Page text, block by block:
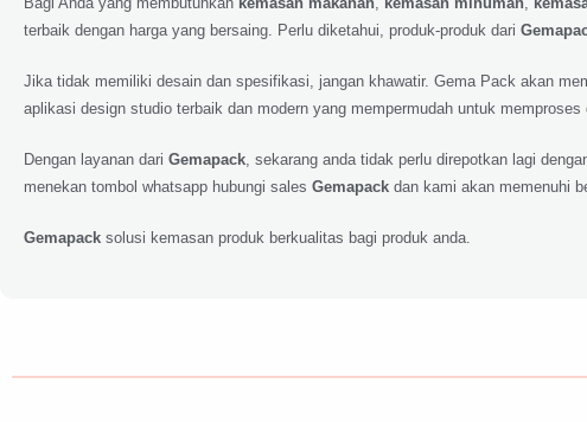
terbaik dengan harga yang bersaing. Perlu diketahui, produk-produk dari
Jika tidak memiliki desain dan spesifikasi, jangan khawatir. Gema Pack akan
aplikasi design studio terbaik dan modern yang mempermudah untuk
Dengan layanan dari Gemapack , sekarang anda tidak perlu direpotkan lagi
menekan tombol whatsapp hubungi sales Gemapack dan kami akan memenuhi
Gemapack solusi kemasan produk berkualitas bagi produk anda.